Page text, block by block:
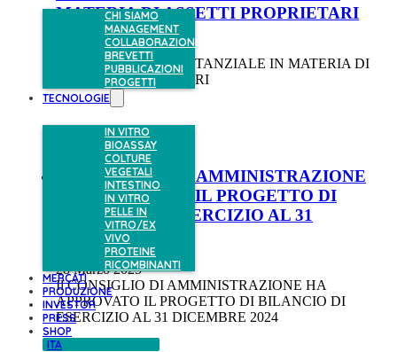
CHI SIAMO
MANAGEMENT
COLLABORAZIONI
BREVETTI
PUBBLICAZIONI
PROGETTI
TECNOLOGIE
IN VITRO
BIOASSAY
COLTURE
VEGETALI
INTESTINO
IN VITRO
PELLE IN
VITRO/EX
VIVO
PROTEINE
RICOMBINANTI
MERCATI
PRODUZIONE
INVESTOR
PRESS
SHOP
ITA
MATERIA DI ASSETTI PROPRIETARI
31 Marzo 2025
CAMBIAMENTO SOSTANZIALE IN MATERIA DI
ASSETTI PROPRIETARI
Il CONSIGLIO DI AMMINISTRAZIONE
HA APPROVATO IL PROGETTO DI
BILANCIO DI ESERCIZIO AL 31
DICEMBRE 2024
28 Marzo 2025
Il CONSIGLIO DI AMMINISTRAZIONE HA
APPROVATO IL PROGETTO DI BILANCIO DI
ESERCIZIO AL 31 DICEMBRE 2024